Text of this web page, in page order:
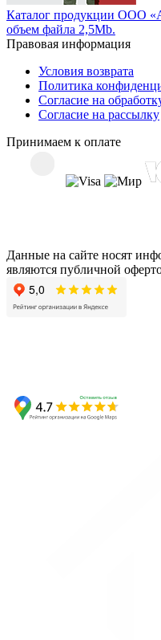
Каталог продукции ООО
объем файла 2,5Mb.
Правовая информация
Условия возврата
Политика
Согласие на
Согласие на рассылку
Принимаем к оплате
Данные на сайте носят
являются публичной